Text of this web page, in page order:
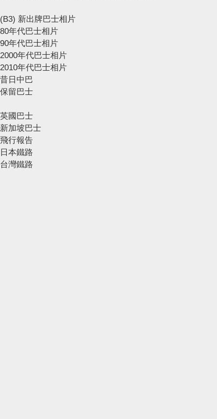
(B3) 新出牌巴士相片
80年代巴士相片
90年代巴士相片
2000年代巴士相片
2010年代巴士相片
昔日中巴
保留巴士
英國巴士
新加坡巴士
飛行報告
日本鐵路
台灣鐵路